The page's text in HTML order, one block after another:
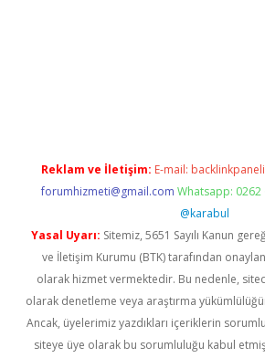
Reklam ve İletişim: E-mail:
forumhizmeti@gmail.com Whatsapp: 0262
@karabul
Yasal Uyarı: Sitemiz, 5651 Sayılı Kanun
ve İletişim Kurumu (BTK) tarafından
olarak hizmet vermektedir. Bu nedenle,
olarak denetleme veya araştırma
Ancak, üyelerimiz yazdıkları içeriklerin
siteye üye olarak bu sorumluluğu kabul